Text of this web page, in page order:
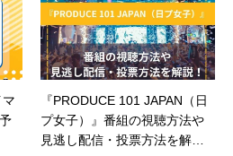
マ
『PRODUCE 101 JAPAN（日
プ女子）』番組の視聴方法や
見逃し配信・投票方法を解